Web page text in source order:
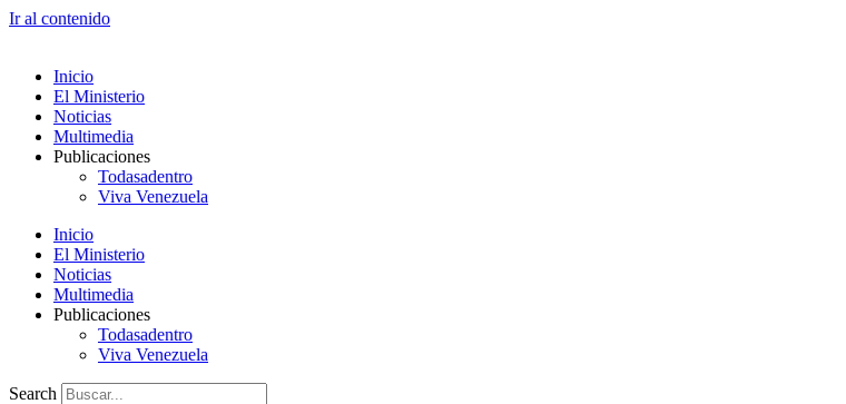
Ir al contenido
Inicio
El Ministerio
Noticias
Multimedia
Publicaciones
Todasadentro
Viva Venezuela
Inicio
El Ministerio
Noticias
Multimedia
Publicaciones
Todasadentro
Viva Venezuela
Search